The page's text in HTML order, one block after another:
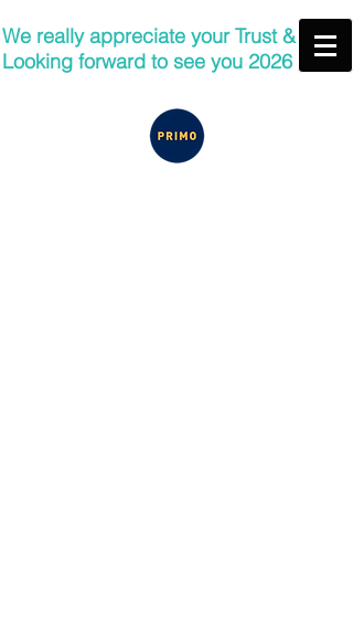
We really appreciate your Trust &
Looking forward to see you 2026